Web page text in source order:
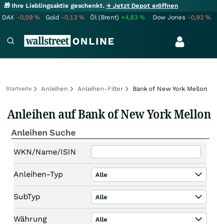
🎁 Ihre Lieblingsaktie geschenkt.→ Jetzt Depot eröffnen
DAX -0,09% Gold -0,13% Öl (Brent) +4,83% Dow Jones -0,92%
Startseite Anleihen Anleihen-Filter Bank of New York Mellon
Anleihen auf Bank of New York Mellon
Anleihen Suche
WKN/Name/ISIN
Anleihen-Typ Alle
SubTyp Alle
Währung Alle